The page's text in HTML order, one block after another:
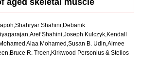
aged skeletal muscle
Shahini,Debanik
Shahini,Joseph Kulczyk,Kendall
Alaa Mohamed,Susan B. Udin,Aimee
R. Troen,Kirkwood Personius & Stelios